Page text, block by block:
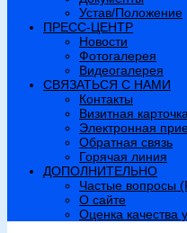
Устав/Положение
ПРЕСС-ЦЕНТР
Новости
Фотогалерея
Видеогалерея
СВЯЗАТЬСЯ С НАМИ
Контакты
Визитная карточка
Электронная
Обратная связь
Горячая линия
ДОПОЛНИТЕЛЬНО
Частые вопросы
О сайте
Оценка качества